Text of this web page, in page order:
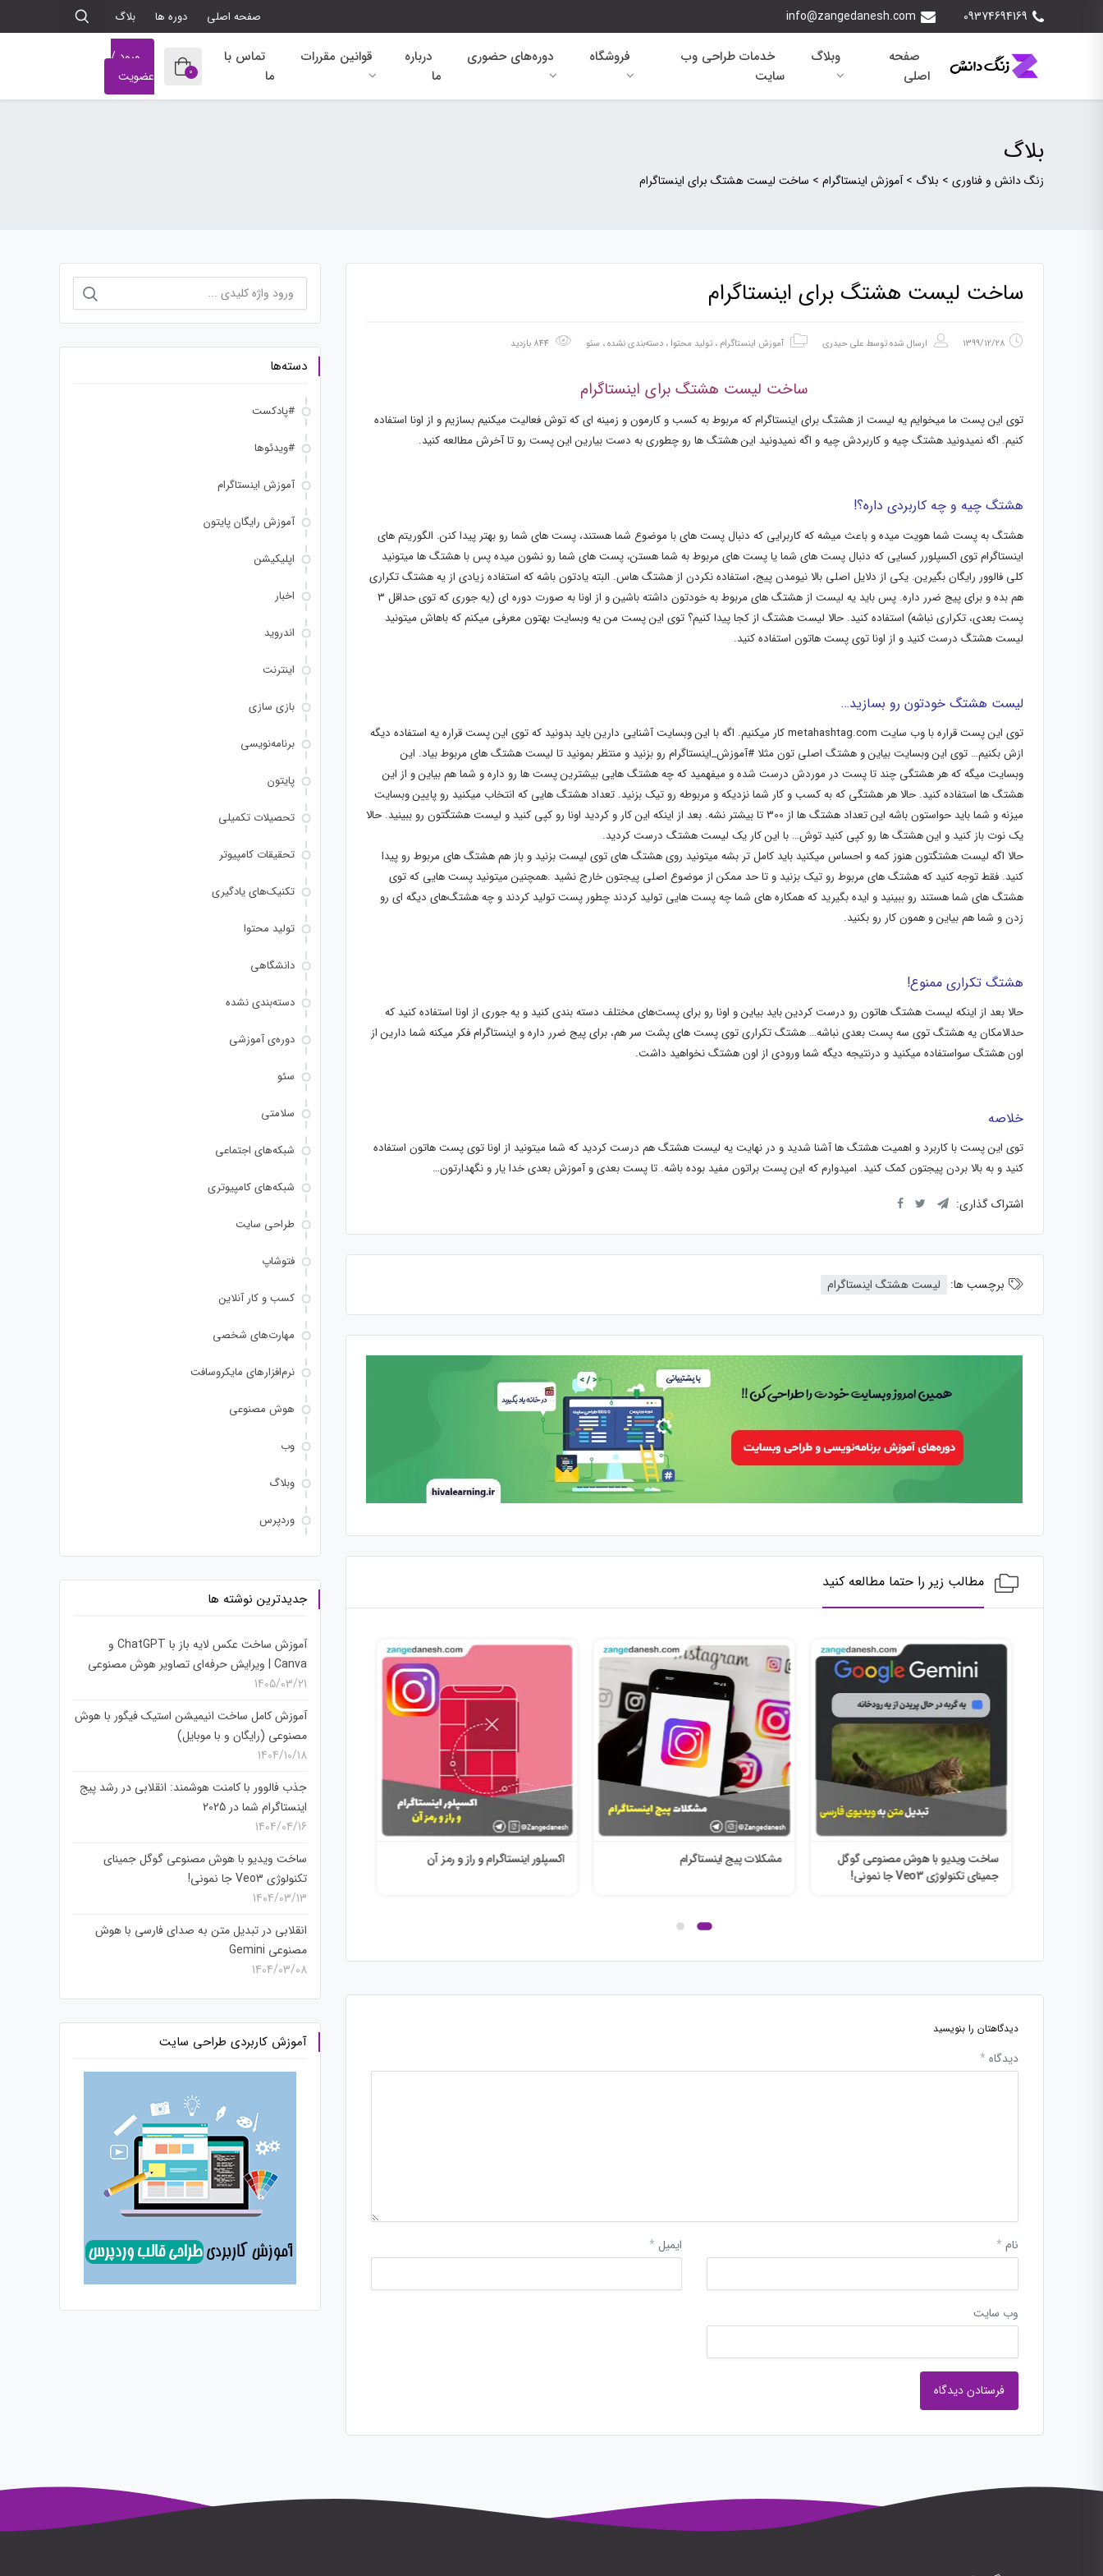
09374694169
info@zangedanesh.com صفحه اصلی دوره ها بلاگ
صفحه
اصلی
وبلاگ
خدمات طراحی وب
سایت
فروشگاه دوره‌های حضوری
درباره
ما
قوانین مقررات
تماس با
ما
0
ورود /
عضویت
بلاگ
زنگ دانش و فناوری > بلاگ >آموزش اینستاگرام > ساخت لیست هشتگ برای اینستاگرام
ساخت لیست هشتگ برای اینستاگرام
1399/12/28 ارسال شده توسط علی حیدری آموزش اینستاگرام ، تولید محتوا ، دسته‌بندی نشده، سئو
ساخت لیست هشتگ برای اینستاگرام
توی این پست ما میخوایم یه لیست از هشتگ برای اینستاگرام که مربوط به کسب و کارمون و زمینه ای که توش فعالیت میکنیم بسازیم و از اونا استفاده
کنیم. اگه نمیدونید هشتگ چیه و کاربردش چیه و اگه نمیدونید این هشتگ‌ ها رو چطوری به دست بیارین این پست رو تا آخرش مطالعه کنید.
هشتگ چیه و چه کاربردی داره؟!
هشتگ به پست شما هویت میده و باعث میشه که کاربرایی که دنبال پست های با موضوع شما هستند، پست های شما رو بهتر پیدا کنن. الگوریتم های
اینستاگرام توی اکسپلورر کسایی که دنبال پست های شما یا پست های مربوط به شما هستن، پست های شما رو نشون میده پس با هشتگ ها میتونید
کلی فالوور رایگان بگیرین. یکی از دلایل اصلی بالا نیومدن پیج، استفاده نکردن از هشتگ هاس. البته یادتون باشه که استفاده زیادی از یه هشتگ تکراری
هم بده و برای پیج ضرر داره. پس باید یه لیست از هشتگ های مربوط به خودتون داشته باشین و از اونا به صورت دوره ای (یه جوری که توی حداقل 3
پست بعدی، تکراری نباشه) استفاده کنید. حالا لیست هشتگ از کجا پیدا کنیم؟ توی این پست من یه وبسایت بهتون معرفی میکنم که باهاش میتونید
لیست هشتگ درست کنید و از اونا توی پست هاتون استفاده کنید.
لیست هشتگ خودتون رو بسازید…
توی این پست قراره با وب سایت metahashtag.com کار میکنیم. اگه با این وبسایت آشنایی دارین باید بدونید که توی این پست قراره یه استفاده دیگه
ازش بکنیم… توی این وبسایت بیاین و هشتگ اصلی تون مثلا #آموزش_اینستاگرام رو بزنید و منتظر بمونید تا لیست هشتگ های مربوط بیاد. این
وبسایت میگه که هر هشتگی چند تا پست در موردش درست شده و میفهمید که چه هشتگ هایی بیشترین پست ها رو داره و شما هم بیاین و از این
هشتگ ها استفاده کنید. حالا هر هشتگی که به کسب و کار شما نزدیکه و مربوطه رو تیک بزنید. تعداد هشتگ هایی که انتخاب میکنید رو پایین وبسایت
میزنه و شما باید حواستون باشه این تعداد هشتگ ها از 300 تا بیشتر نشه. بعد از اینکه این کار و کردید اونا رو کپی کنید و لیست هشتگتون رو ببینید. حالا
یک نوت باز کنید و این هشتگ ها رو کپی کنید توش… با این کار یک لیست هشتگ درست کردید.
حالا اگه لیست هشتگتون هنوز کمه و احساس میکنید باید کامل تر بشه میتونید روی هشتگ های توی لیست بزنید و باز هم هشتگ های مربوط رو پیدا
کنید. فقط توجه کنید که هشتگ های مربوط رو تیک بزنید و تا حد ممکن از موضوع اصلی پیجتون خارج نشید .همچنین میتونید پست هایی که توی
هشتگ های شما هستند رو ببینید و ایده بگیرید که همکاره های شما چه پست هایی تولید کردند چطور پست تولید کردند و چه هشتگ‌های دیگه ای رو
زدن و شما هم بیاین و همون کار رو بکنید.
هشتگ تکراری ممنوع!
حالا بعد از اینکه لیست هشتگ هاتون رو درست کردین باید بیاین و اونا رو برای پست‌های مختلف دسته بندی کنید و یه جوری از اونا استفاده کنید که
حدالامکان یه هشتگ توی سه پست بعدی نباشه… هشتگ تکراری توی پست های پشت سر هم، برای پیج ضرر داره و اینستاگرام فکر میکنه شما دارین از
اون هشتگ سواستفاده میکنید و درنتیجه دیگه شما ورودی از اون هشتگ نخواهید داشت.
خلاصه
توی این پست با کاربرد و اهمیت هشتگ ها آشنا شدید و در نهایت یه لیست هشتگ هم درست کردید که شما میتونید از اونا توی پست هاتون استفاده
کنید و به بالا بردن پیجتون کمک کنید. امیدوارم که این پست براتون مفید بوده باشه. تا پست بعدی و آموزش بعدی خدا یار و نگهدارتون…
اشتراک گذاری:
برچسب ها: لیست هشتگ اینستاگرام
مطالب زیر را حتما مطالعه کنید
ساخت ویدیو با هوش مصنوعی گوگل
جمینای تکنولوژی Veo3 جا نمونی!
مشکلات پیج اینستاگرام اکسپلور اینستاگرام و راز و رمز آن
اکانت سنتر و آپدیت های اینستاگرام
دیدگاهتان را بنویسید
دیدگاه *
نام * ایمیل *
وب‌ سایت
برای:
دسته‌ها
#پادکست
#ویدئوها
آموزش اینستاگرام
آموزش رایگان پایتون
اپلیکیشن
اخبار
اندروید
اینترنت
بازی سازی
برنامه‌نویسی
پایتون
تحصیلات تکمیلی
تحقیقات کامپیوتر
تکنیک‌های یادگیری
تولید محتوا
دانشگاهی
دسته‌بندی نشده
دوره‌ی آموزشی
سئو
سلامتی
شبکه‌های اجتماعی
شبکه‌های کامپیوتری
طراحی سایت
فتوشاپ
کسب و کار آنلاین
مهارت‌های شخصی
نرم‌افزارهای مایکروسافت
هوش مصنوعی
وب
وبلاگ
وردپرس
جدیدترین نوشته ها
آموزش ساخت عکس لایه باز با ChatGPT و
Canva | ویرایش حرفه‌ای تصاویر هوش مصنوعی
1405/03/21
آموزش کامل ساخت انیمیشن استیک فیگور با هوش
مصنوعی (رایگان و با موبایل)
1404/10/18
جذب فالوور با کامنت هوشمند: انقلابی در رشد پیج
اینستاگرام شما در 2025
1404/04/16
ساخت ویدیو با هوش مصنوعی گوگل جمینای
تکنولوژی Veo3 جا نمونی!
1404/03/13
انقلابی در تبدیل متن به صدای فارسی با هوش
مصنوعی Gemini
1404/03/08
آموزش کاربردی طراحی سایت